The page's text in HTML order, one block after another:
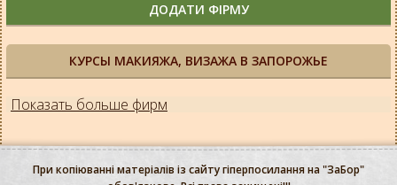
КУРСЫ МАКИЯЖА, ВИЗАЖА В ЗАПОРОЖЬЕ
Показать больше фирм
ДОДАТИ ФІРМУ
При копіюванні матеріалів із сайту гіперпосилання на "ЗаБор"